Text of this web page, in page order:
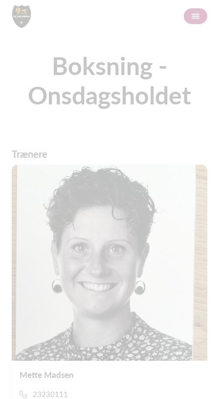
Boksning -
Onsdagsholdet
Trænere
Mette Madsen
23230111